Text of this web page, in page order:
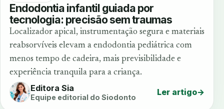
Endodontia infantil guiada por
tecnologia: precisão sem traumas
Localizador apical, instrumentação segura e materiais
reabsorvíveis elevam a endodontia pediátrica com
menos tempo de cadeira, mais previsibilidade e
experiência tranquila para a criança.
Editora Sia
Equipe editorial do Siodonto Ler artigo→